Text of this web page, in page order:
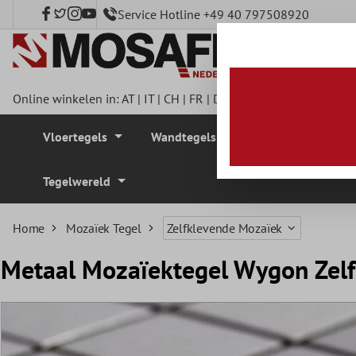
hoofdinhoud Service Hotline +49 40 797508920
Online winkelen in:AT| IT| CH | FR | DE
Vloertegels Wandtegels
Tegelwereld
Home Mozaïek Tegel Zelfklevende Mozaïek
Metaal Mozaïektegel Wygon